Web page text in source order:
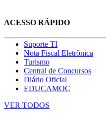
ACESSO RÁPIDO
Suporte TI
Nota Fiscal Eletrônica
Turismo
Central de Concursos
Diário Oficial
EDUCAMOC
VER TODOS